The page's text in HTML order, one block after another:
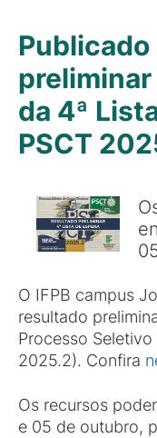
da 4ª
PSCT
O IFPB campus
resultado
Processo
2025.2). Confira
Os recursos
e 05 de outubro,